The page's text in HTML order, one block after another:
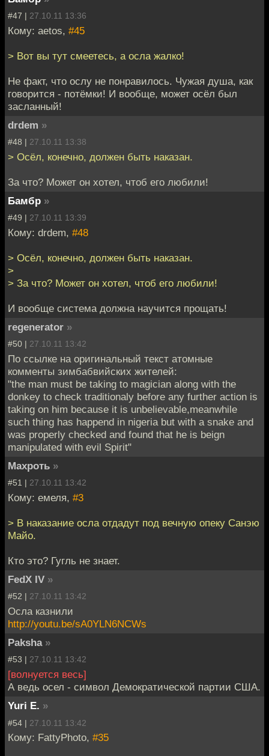
#47 | 27.10.11 13:36
Кому: aetos, #45
> Вот вы тут смеетесь, а осла жалко!
Не факт, что ослу не понравилось. Чужая душа, как
говорится - потёмки! И вообще, может осёл был
засланный!
drdem »
#48 | 27.10.11 13:38
> Осёл, конечно, должен быть наказан.
За что? Может он хотел, чтоб его любили!
Бамбр »
#49 | 27.10.11 13:39
Кому: drdem, #48
> Осёл, конечно, должен быть наказан.
>
> За что? Может он хотел, чтоб его любили!
И вообще система должна научится прощать!
regenerator »
#50 | 27.10.11 13:42
По ссылке на оригинальный текст атомные
комменты зимбабвийских жителей:
"the man must be taking to magician along with the
donkey to check traditionaly before any further action is
taking on him because it is unbelievable,meanwhile
such thing has happend in nigeria but with a snake and
was properly checked and found that he is beign
manipulated with evil Spirit"
Махроть »
#51 | 27.10.11 13:42
Кому: емеля, #3
> В наказание осла отдадут под вечную опеку Санэю
Майо.
Кто это? Гугль не знает.
FedX IV »
#52 | 27.10.11 13:42
Осла казнили
http://youtu.be/sA0YLN6NCWs
Paksha »
#53 | 27.10.11 13:42
[волнуется весь]
А ведь осел - символ Демократической партии США.
Yuri E. »
#54 | 27.10.11 13:42
Кому: FattyPhoto, #35